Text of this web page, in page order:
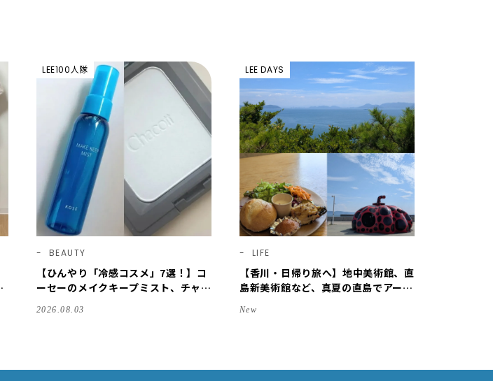
LEE100人隊
BEAUTY
【ひんやり「冷感コスメ」7選！】コ
ーセーのメイクキープミスト、チャコ
ル愛用品を拝見♪【2026夏】
2026.08.03
LEE DAYS
LIFE
【香川・日帰り旅へ】地中美術館、直
島新美術館など、真夏の直島でアート
New